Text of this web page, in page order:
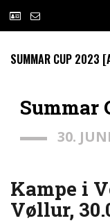
SUMMAR CUP 2023
Summar
30.
Kampe i
Vøllur,